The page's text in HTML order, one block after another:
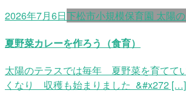
2026年7月6日下松市小規模保育園 太陽
夏野菜カレーを作ろう（食育）
太陽のテラスでは毎年 夏野菜を育てて
くなり 収穫も始まりました &#x272 […]